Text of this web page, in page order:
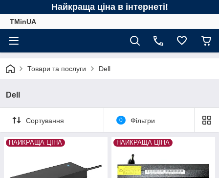
Найкраща ціна в інтернеті!
TMinUA
Товари та послуги Dell
Dell
Сортування 0 Фільтри
НАЙКРАЩА ЦІНА НАЙКРАЩА ЦІНА